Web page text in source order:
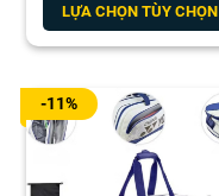
LỰA CHỌN TÙY CHỌN
-11%